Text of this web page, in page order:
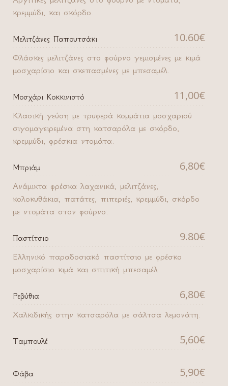
κρεμμύδι, και σκόρδο.
Μελιτζάνες Παπουτσάκι 10.60€
Φλάσκες μελιτζάνες στο φούρνο γεμισμένες με κιμά
μοσχαρίσιο και σκεπασμένες με μπεσαμέλ.
Μοσχάρι Κοκκινιστό 11,00€
Κλασική γεύση με τρυφερά κομμάτια μοσχαριού
σιγομαγειρεμένα στη κατσαρόλα με σκόρδο,
κρεμμύδι, φρέσκια ντομάτα.
Μπριάμ 6,80€
Ανάμικτα φρέσκα λαχανικά, μελιτζάνες,
κολοκυθάκια, πατάτες, πιπεριές, κρεμμύδι, σκόρδο
με ντομάτα στον φούρνο.
Παστίτσιο 9.80€
Ελληνικό παραδοσιακό παστίτσιο με φρέσκο
μοσχαρίσιο κιμά και σπιτική μπεσαμέλ.
Ρεβύθια 6,80€
Χαλκιδικής στην κατσαρόλα με σάλτσα λεμονάτη.
Ταμπουλέ 5,60€
Φάβα 5,90€